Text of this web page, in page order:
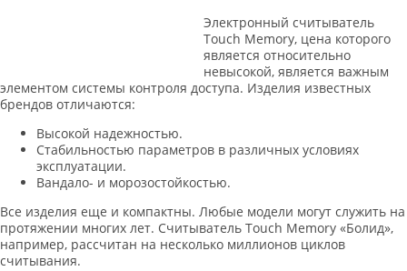
Электронный считыватель
Touch Memory, цена которого
является относительно
невысокой, является важным
элементом системы контроля доступа. Изделия известных
брендов отличаются:
Высокой надежностью.
Стабильностью параметров в различных условиях
эксплуатации.
Вандало- и морозостойкостью.
Все изделия еще и компактны. Любые модели могут служить на
протяжении многих лет. Считыватель Touch Memory «Болид»,
например, рассчитан на несколько миллионов циклов
считывания.